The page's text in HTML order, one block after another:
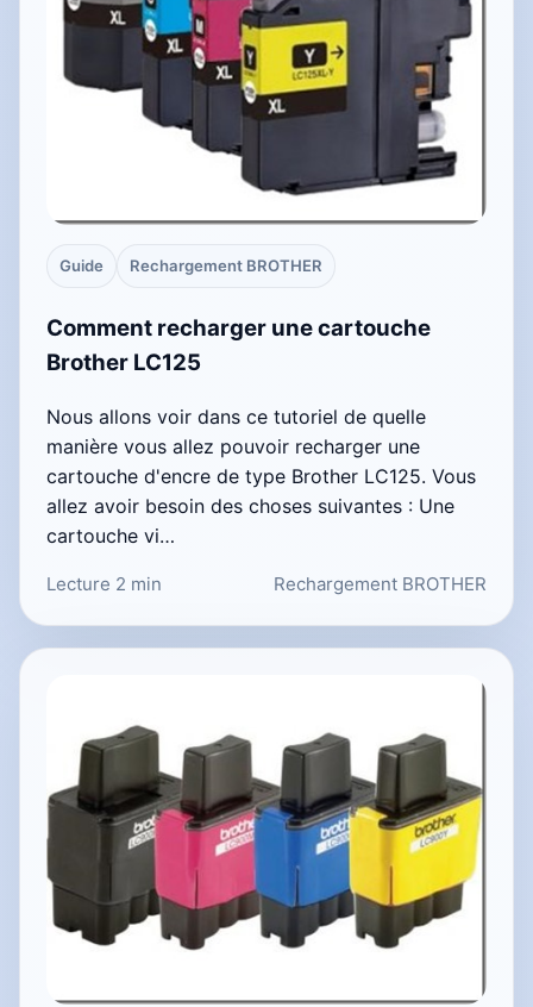
Guide Rechargement BROTHER
Comment recharger une cartouche
Brother LC125
Nous allons voir dans ce tutoriel de quelle
manière vous allez pouvoir recharger une
cartouche d'encre de type Brother LC125. Vous
allez avoir besoin des choses suivantes : Une
cartouche vi…
Lecture 2 min Rechargement BROTHER